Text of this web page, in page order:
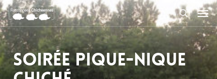
Skip
to
main
content
search
Soirée Pique-nique